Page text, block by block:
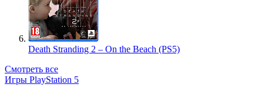
Death Stranding 2 – On the Beach (PS5)
Смотреть все
Игры PlayStation 5